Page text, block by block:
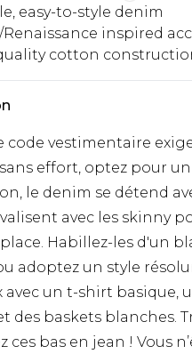
easy-to-style denim
inspired
cotton
code vestimentaire
effort, optez pour un
le denim se détend
avec les skinny
Habillez-les d'un
adoptez un style
avec un t-shirt basique,
des baskets blanches.
ces bas en jean ! Vous